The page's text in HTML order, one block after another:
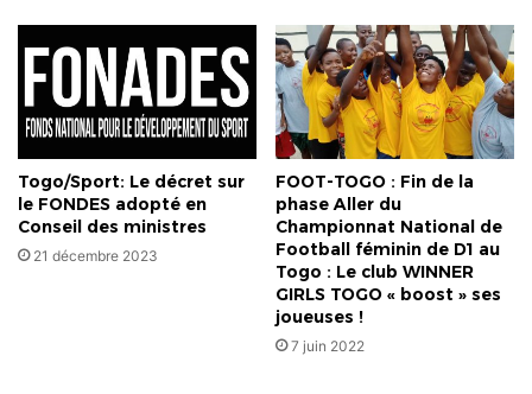
Togo/Sport: Le décret sur
le FONDES adopté en
Conseil des ministres
21 décembre 2023
FOOT-TOGO : Fin de la
phase Aller du
Championnat National de
Football féminin de D1 au
Togo : Le club WINNER
GIRLS TOGO « boost » ses
joueuses !
7 juin 2022